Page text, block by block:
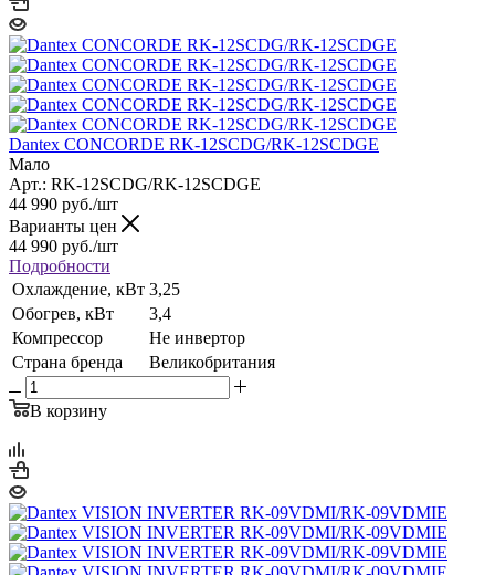
Dantex CONCORDE RK-12SCDG/RK-12SCDGE
Мало
Арт.: RK-12SCDG/RK-12SCDGE
44 990 руб./шт
Варианты цен
44 990 руб./шт
Подробности
Охлаждение, кВт 3,25
Обогрев, кВт
3,4
Компрессор
Не инвертор
Страна бренда
Великобритания
В корзину